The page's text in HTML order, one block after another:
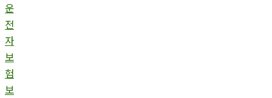
운
전
자
보
험
보